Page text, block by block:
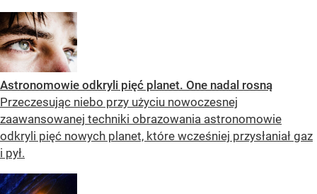
Astronomowie odkryli pięć planet. One nadal rosną
Przeczesując niebo przy użyciu nowoczesnej
zaawansowanej techniki obrazowania astronomowie
odkryli pięć nowych planet, które wcześniej przysłaniał gaz
i pył.